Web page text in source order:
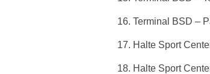
16. Terminal BSD –
17. Halte Sport
18. Halte Sport